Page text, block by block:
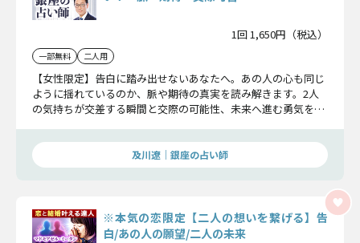
1回 1,650円（税込）
一部無料 二人用
【女性限定】告白に踏み出せないあなたへ。あの人の心も同じ
ように揺れているのか、脈や期待の真実を読み解きます。2人
の気持ちが交差する瞬間と交際の可能性、未来へ進む勇気を持
及川遼｜銀座の占い師
※本気の恋限定【二人の想いを繋げる】告
白/あの人の願望/二人の未来